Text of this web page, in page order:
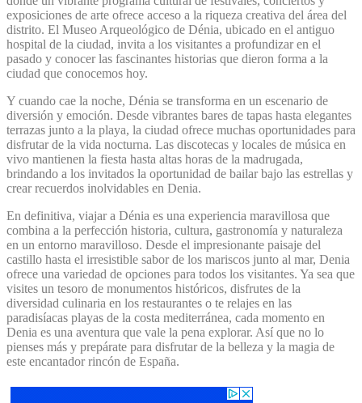
exposiciones de arte ofrece acceso a la riqueza creativa del área del
distrito. El Museo Arqueológico de Dénia, ubicado en el antiguo
hospital de la ciudad, invita a los visitantes a profundizar en el
pasado y conocer las fascinantes historias que dieron forma a la
ciudad que conocemos hoy.
Y cuando cae la noche, Dénia se transforma en un escenario de
diversión y emoción. Desde vibrantes bares de tapas hasta elegantes
terrazas junto a la playa, la ciudad ofrece muchas oportunidades para
disfrutar de la vida nocturna. Las discotecas y locales de música en
vivo mantienen la fiesta hasta altas horas de la madrugada,
brindando a los invitados la oportunidad de bailar bajo las estrellas y
crear recuerdos inolvidables en Denia.
En definitiva, viajar a Dénia es una experiencia maravillosa que
combina a la perfección historia, cultura, gastronomía y naturaleza
en un entorno maravilloso. Desde el impresionante paisaje del
castillo hasta el irresistible sabor de los mariscos junto al mar, Denia
ofrece una variedad de opciones para todos los visitantes. Ya sea que
visites un tesoro de monumentos históricos, disfrutes de la
diversidad culinaria en los restaurantes o te relajes en las
paradisíacas playas de la costa mediterránea, cada momento en
Denia es una aventura que vale la pena explorar. Así que no lo
pienses más y prepárate para disfrutar de la belleza y la magia de
este encantador rincón de España.